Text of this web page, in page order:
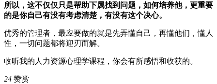
所以，这不仅仅只是帮助下属找到问题，如何培养他，更重要
的是你自己有没有考虑清楚，有没有这个决心。
优秀的管理者，最应要做的就是先弄懂自己，再懂他们，懂人
性，一切问题都将迎刃而解。
收听我的人力资源心理学课程，你会有所感悟和收获的。
24 赞赏